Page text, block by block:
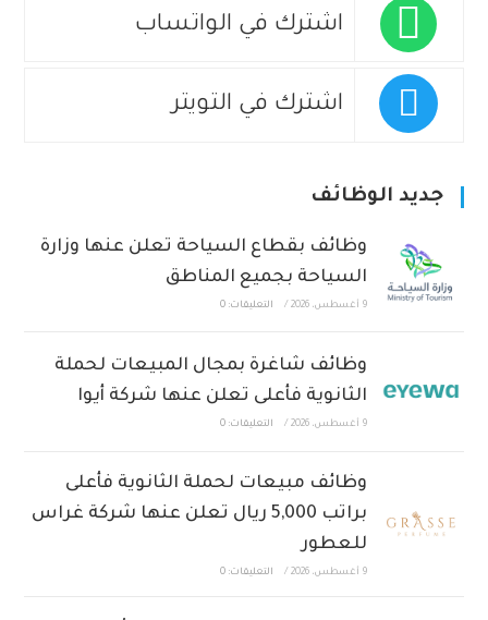
اشترك في الواتساب
اشترك في التويتر
جديد الوظائف
وظائف بقطاع السياحة تعلن عنها وزارة
السياحة بجميع المناطق
9 أغسطس، 2026 / التعليقات: 0
وظائف شاغرة بمجال المبيعات لحملة
الثانوية فأعلى تعلن عنها شركة أيوا
9 أغسطس، 2026 / التعليقات: 0
وظائف مبيعات لحملة الثانوية فأعلى
براتب 5,000 ريال تعلن عنها شركة غراس
للعطور
9 أغسطس، 2026 / التعليقات: 0